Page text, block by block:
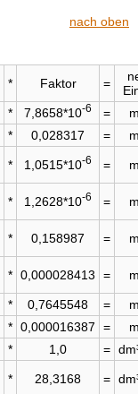
nach oben
* Faktor =
* 7,8658*10-6 =
* 0,028317 =
* 1,0515*10-6 =
* 1,2628*10-6 =
* 0,158987 =
* 0,000028413 =
* 0,7645548 =
* 0,000016387 =
* 1,0 =
* 28,3168 =